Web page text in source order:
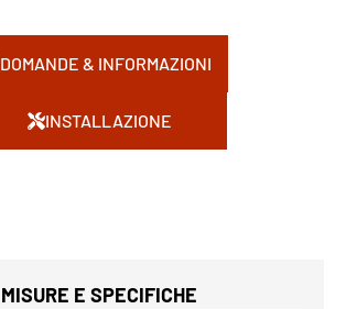
DOMANDE & INFORMAZIONI
INSTALLAZIONE
MISURE E SPECIFICHE